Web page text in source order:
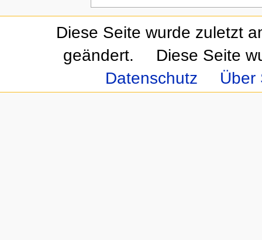
Diese Seite wurde zuletzt
geändert.
Diese Seite
Datenschutz
Über